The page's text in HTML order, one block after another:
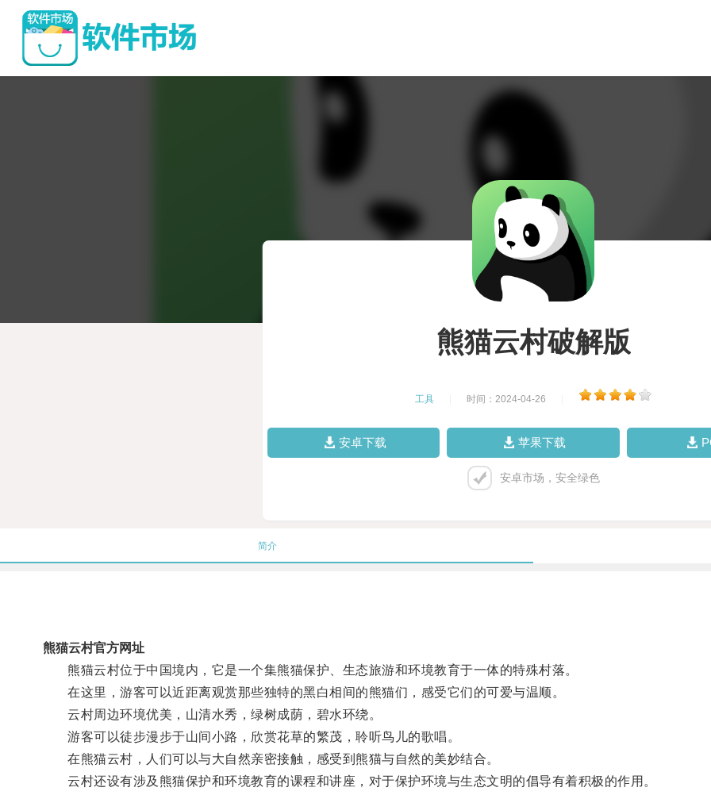
熊猫云村破解版
工具 时间：2024-04-26
安卓下载 苹果下载
安卓市场，安全绿色
简介
熊猫云村官方网址
熊猫云村位于中国境内，它是一个集熊猫保护、生态旅游和环境教育于一体的特殊村落。
在这里，游客可以近距离观赏那些独特的黑白相间的熊猫们，感受它们的可爱与温顺。
云村周边环境优美，山清水秀，绿树成荫，碧水环绕。
游客可以徒步漫步于山间小路，欣赏花草的繁茂，聆听鸟儿的歌唱。
在熊猫云村，人们可以与大自然亲密接触，感受到熊猫与自然的美妙结合。
云村还设有涉及熊猫保护和环境教育的课程和讲座，对于保护环境与生态文明的倡导有着积极的作用。